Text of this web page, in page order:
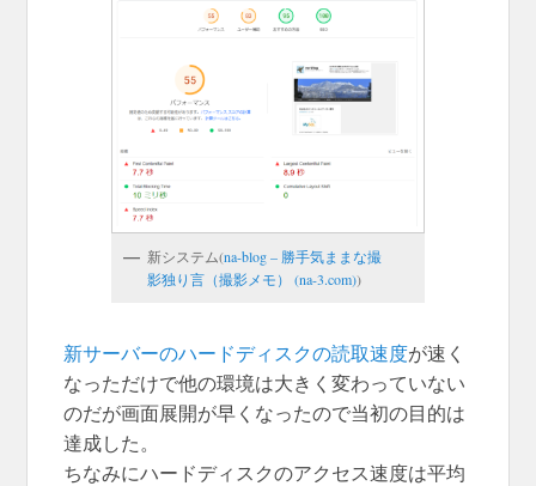
新システム(na-blog – 勝手気ままな撮
影独り言（撮影メモ） (na-3.com))
新サーバーのハードディスクの読取速度が速く
なっただけで他の環境は大きく変わっていない
のだが画面展開が早くなったので当初の目的は
達成した。
ちなみにハードディスクのアクセス速度は平均